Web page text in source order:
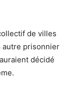
de villes
autre prisonnier
décidé